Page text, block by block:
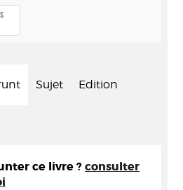
Sujet Edition
ce livre ? consulter